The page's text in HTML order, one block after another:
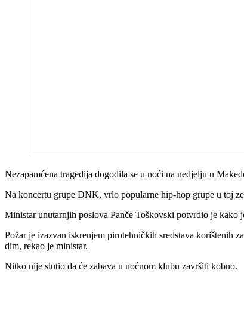
Nezapamćena tragedija dogodila se u noći na nedjelju u
Na koncertu grupe DNK, vrlo popularne hip-hop grupe u toj
Ministar unutarnjih poslova Panče Toškovski potvrdio je
Požar je izazvan iskrenjem pirotehničkih sredstava korištenih
dim, rekao je ministar.
Nitko nije slutio da će zabava u noćnom klubu završiti kobno.